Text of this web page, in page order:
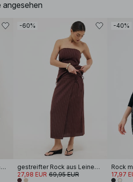
angesehen
gestreifter Rock aus Leinenmischung
-60%
gestreifter Rock aus Leinenmischung
27,98 EUR 69,95 EUR
-40%
Rock
17,97